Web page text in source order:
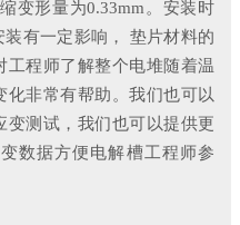
变形量为0.33mm。安装时
有一定影响， 垫片材料的
工程师了解整个电堆随着温
化非常有帮助。我们也可以
变测试，我们也可以提供更
数据方便电解槽工程师参